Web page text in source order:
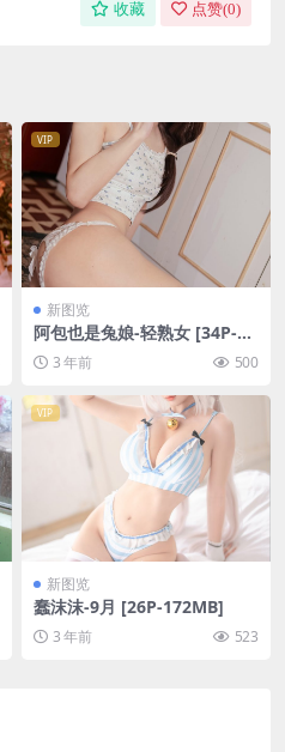
收藏 点赞(0)
VIP
新图览
阿包也是兔娘-轻熟女 [34P-62
3MB]3 年前 500
VIP
新图览
蠢沫沫-9月 [26P-172MB]
3 年前 523